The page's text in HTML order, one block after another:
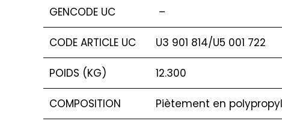
GENCODE UC –
CODE ARTICLE UC U3 901 814/U5 001 722
POIDS (KG) 12.300
COMPOSITION Piètement en